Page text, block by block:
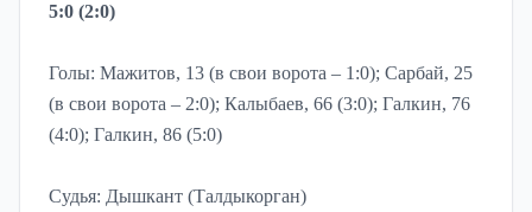
5:0 (2:0)
Голы: Мажитов, 13 (в свои ворота – 1:0); Сарбай, 25
(в свои ворота – 2:0); Калыбаев, 66 (3:0); Галкин, 76
(4:0); Галкин, 86 (5:0)
Судья: Дышкант (Талдыкорган)